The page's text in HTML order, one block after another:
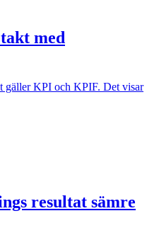
med
gäller KPI och KPIF. Det visar
resultat sämre